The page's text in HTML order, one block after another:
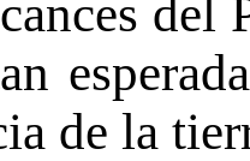
del
de la